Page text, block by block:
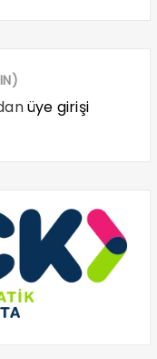
üye girişi